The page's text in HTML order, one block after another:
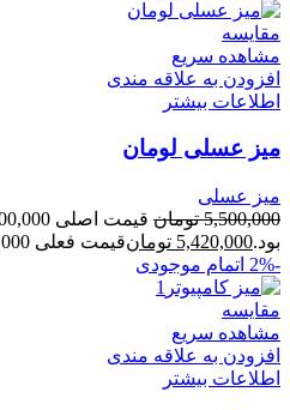
مقایسه
مشاهده سریع
افزودن به علاقه مندی
اطلاعات بیشتر
میز عسلی لومان
میز عسلی
5,500,000 تومان
بود.5,420,000 تومانقیمت فعلی 5,420,000 تومان است.
-2%
اتمام موجودی
مقایسه
مشاهده سریع
افزودن به علاقه مندی
اطلاعات بیشتر